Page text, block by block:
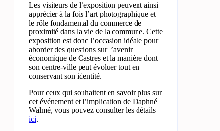
Les visiteurs de l’exposition peuvent ainsi
apprécier à la fois l’art photographique et
le rôle fondamental du commerce de
proximité dans la vie de la commune. Cette
exposition est donc l’occasion idéale pour
aborder des questions sur l’avenir
économique de Castres et la manière dont
son centre-ville peut évoluer tout en
conservant son identité.
Pour ceux qui souhaitent en savoir plus sur
cet événement et l’implication de Daphné
Walmé, vous pouvez consulter les détails
ici.